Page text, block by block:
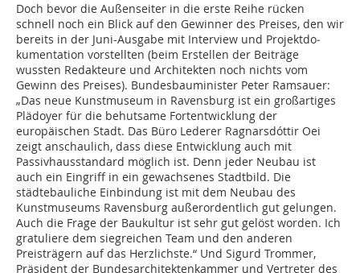
Doch bevor die Außenseiter in die erste Reihe rücken
schnell noch ein Blick auf den Gewinner des Preises, den wir
bereits in der Juni-Ausgabe mit Interview und Projektdo­
kumentation vorstellten (beim Erstellen der Beiträge
wussten Redakteure und Architek­ten noch nichts vom
Gewinn des Preises). Bundesbauminister Peter Ramsauer:
„Das neue Kunstmuseum in Ravensburg ist ein großartiges
Plädoyer für die behutsame Fortentwicklung der
europäischen Stadt. Das Büro Lederer Ragnarsdóttir Oei
zeigt anschaulich, dass diese Entwicklung auch mit
Passivhausstandard möglich ist. Denn jeder Neubau ist
auch ein Eingriff in ein gewachsenes Stadtbild. Die
städtebauliche Einbindung ist mit dem Neubau des
Kunstmuseums Ravensburg außerordentlich gut gelungen.
Auch die Frage der Baukultur ist sehr gut gelöst worden. Ich
gratuliere dem siegreichen Team und den anderen
Preisträgern auf das Herzlichste.“ Und Sigurd Trommer,
Präsident der Bundesarchitektenkammer und Vertreter des